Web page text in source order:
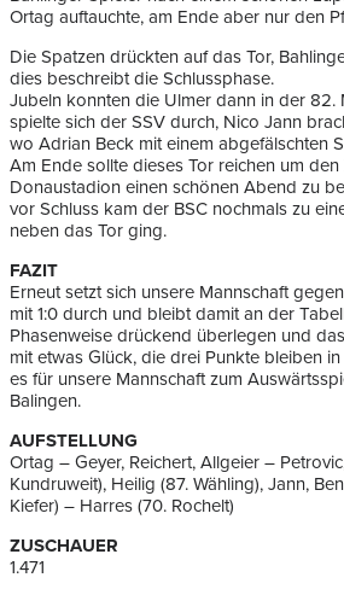
Ortag auftauchte, am Ende aber nur den
Die Spatzen drückten auf das Tor,
dies beschreibt die Schlussphase.
Jubeln konnten die Ulmer dann in der 82.
spielte sich der SSV durch, Nico Jann
wo Adrian Beck mit einem abgefälschten
Am Ende sollte dieses Tor reichen um den
Donaustadion einen schönen Abend zu
vor Schluss kam der BSC nochmals zu
neben das Tor ging.
FAZIT
Erneut setzt sich unsere Mannschaft
mit 1:0 durch und bleibt damit an der
Phasenweise drückend überlegen und
mit etwas Glück, die drei Punkte bleiben
es für unsere Mannschaft zum
Balingen.
AUFSTELLUNG
Ortag – Geyer, Reichert, Allgeier –
Kundruweit), Heilig (87. Wähling), Jann,
Kiefer) – Harres (70. Rochelt)
ZUSCHAUER
1.471